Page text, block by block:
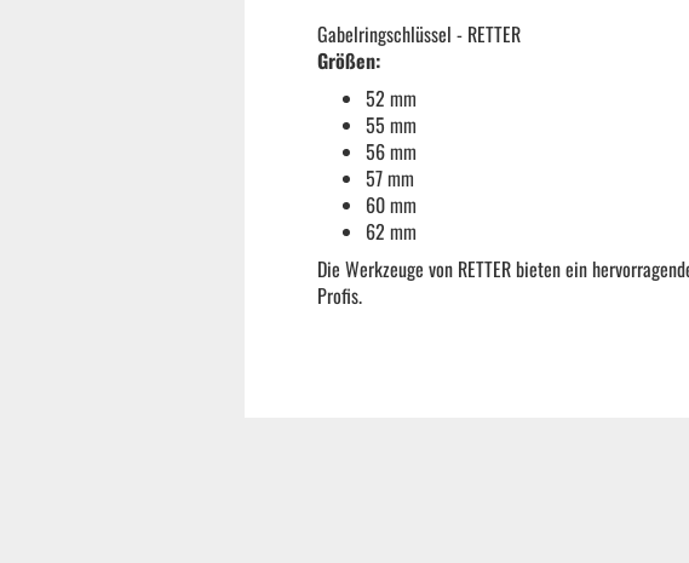
Zubehör und Hilfswerkzeug
Autoreinigung | Autopflege
Gabelringschlüssel - RETTER
Größen:
52 mm
55 mm
56 mm
57 mm
60 mm
62 mm
Die Werkzeuge von RETTER bieten ein
Profis.